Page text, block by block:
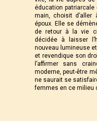
éducation patriarcale
main, choisit d’aller
époux. Elle se
de retour à la vie
décidée à laisser
nouveau lumineuse
et revendique son
l’affirmer sans
moderne, peut-être
ne saurait se
femmes en ce milieu